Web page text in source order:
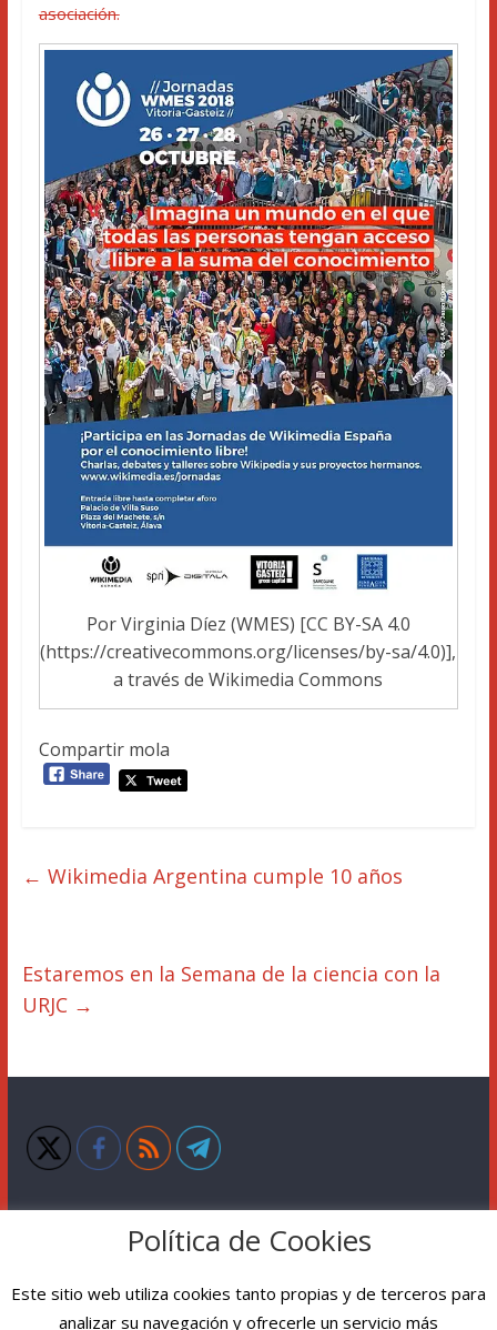
asociación.
Por Virginia Díez (WMES) [CC BY-SA 4.0
(https://creativecommons.org/licenses/by-sa/4.0)],
a través de Wikimedia Commons
Compartir mola
← Wikimedia Argentina cumple 10 años
Estaremos en la Semana de la ciencia con la
URJC →
Copyright © 2026Florencia Claes. Todos los derechos
Política de Cookies
Este sitio web utiliza cookies tanto propias y de terceros para
analizar su navegación y ofrecerle un servicio más